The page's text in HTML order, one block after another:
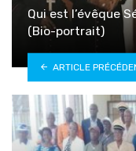
Qui est l’évêque
(Bio-portrait)
ARTICLE